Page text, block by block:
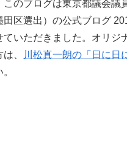
このブログは東京都議会議
田区選出）の公式ブログ
ていただきました。オリジ
、
川松真一朗の「日に日